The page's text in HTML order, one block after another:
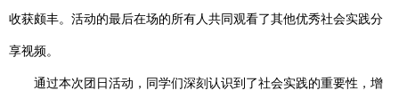
收获颇丰。活动的最后在场的所有人共同观看了其他优秀社会实践分
享视频。
通过本次团日活动，同学们深刻认识到了社会实践的重要性，增